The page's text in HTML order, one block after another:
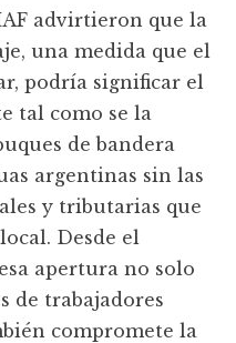
advirtieron que la
una medida que el
podría significar el
tal como se la
de bandera
argentinas sin las
y tributarias que
Desde el
apertura no solo
de trabajadores
compromete la